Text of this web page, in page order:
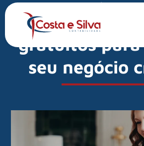
Mercado
PMEs: 10
gratuitos
seu negócio